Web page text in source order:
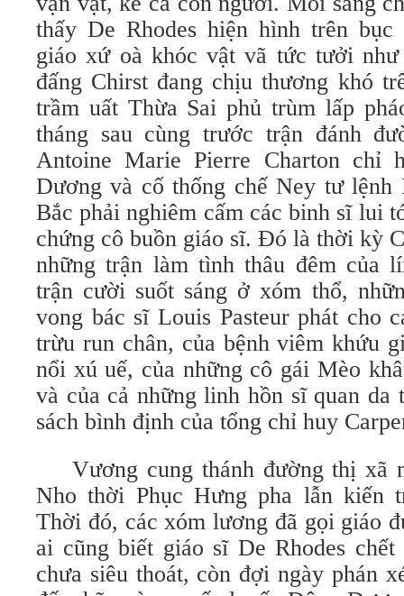
thấy De Rhodes hiện hình trên
giáo xứ oà khóc vật vã tức tưởi
đấng Chirst đang chịu thương khó
trầm uất Thừa Sai phủ trùm lấp
tháng sau cùng trước trận đánh
Antoine Marie Pierre Charton chỉ
Dương và cố thống chế Ney tư
Bắc phải nghiêm cấm các binh sĩ lui
chứng cô buồn giáo sĩ. Ðó là thời kỳ
những trận làm tình thâu đêm của
trận cười suốt sáng ở xóm thổ,
vong bác sĩ Louis Pasteur phát cho
trừu run chân, của bệnh viêm khứu
nổi xú uế, của những cô gái Mèo
và của cả những linh hồn sĩ quan da
sách bình định của tổng chỉ huy
Vương cung thánh đường thị xã
Nho thời Phục Hưng pha lẫn kiến
Thời đó, các xóm lương đã gọi giáo
ai cũng biết giáo sĩ De Rhodes
chưa siêu thoát, còn đợi ngày phán